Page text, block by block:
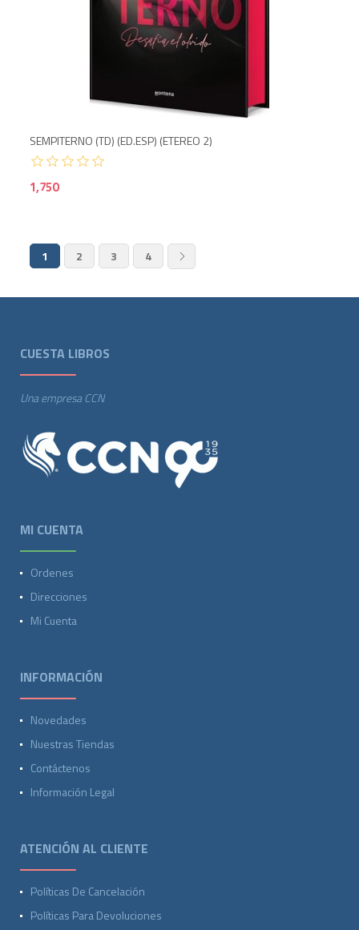
SEMPITERNO (TD) (ED.ESP) (ETEREO 2)
1,750
1 2 3 4
CUESTA LIBROS
Una empresa CCN
MI CUENTA
Ordenes
Direcciones
Mi Cuenta
INFORMACIÓN
Novedades
Nuestras Tiendas
Contáctenos
Información Legal
ATENCIÓN AL CLIENTE
Políticas De Cancelación
Políticas Para Devoluciones